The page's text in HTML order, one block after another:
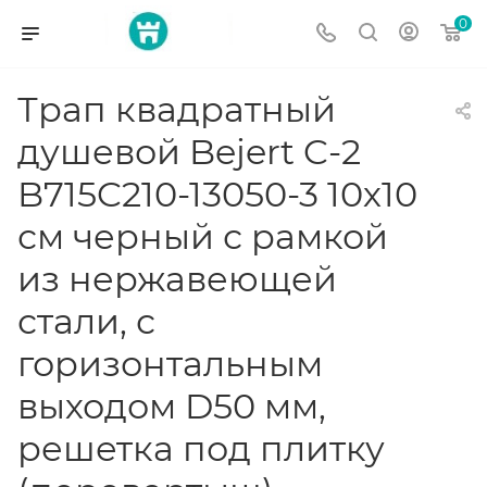
0
Трап квадратный
душевой Bejert C-2
B715C210-13050-3 10х10
см черный с рамкой
из нержавеющей
стали, с
горизонтальным
выходом D50 мм,
решетка под плитку